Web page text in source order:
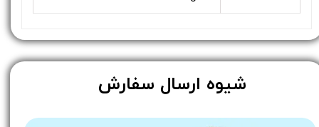
​شیوه ارسال سفارش